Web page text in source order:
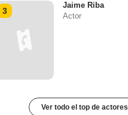
3
Jaime Riba
Actor
Ver todo el top de actores